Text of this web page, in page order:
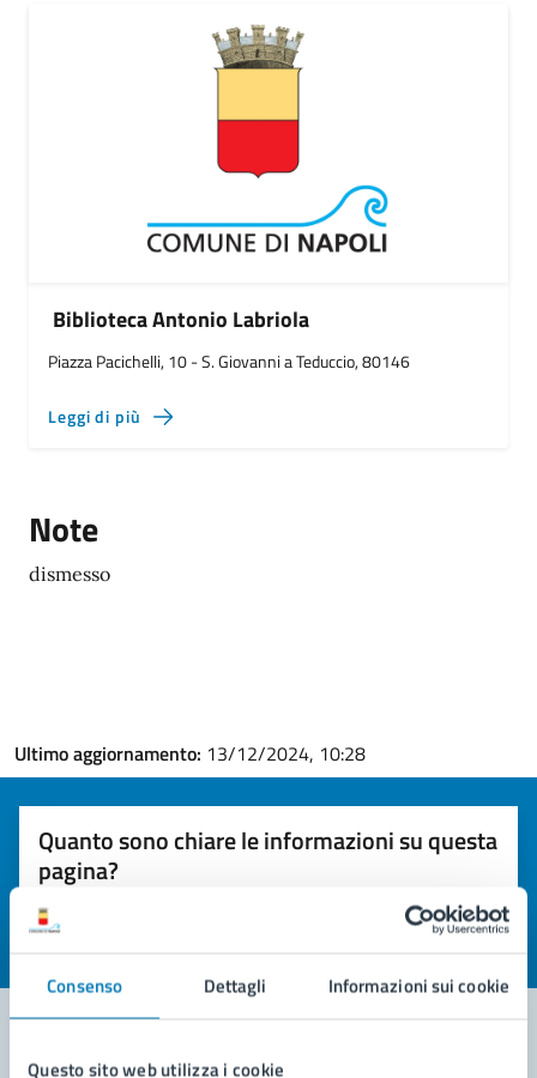
Consenso Dettagli Informazioni sui cookie
Questo sito web utilizza i cookie
Biblioteca Antonio Labriola
Piazza Pacichelli, 10 - S. Giovanni a Teduccio, 80146
Leggi di più
Note
dismesso
Ultimo aggiornamento: 13/12/2024, 10:28
Quanto sono chiare le informazioni su questa
pagina?
Valuta la chiarezza delle informazioni (da 1 a 5 stelle)
Seleziona il numero di stelle per valutare la chiarezza delle